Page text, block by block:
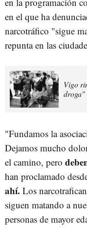
en el que ha
narcotráfico "sigue
repunta en las
Vigo
droga"
"Fundamos la
Dejamos mucho
el camino, pero
han proclamado
ahí. Los
siguen matando a
personas de mayor